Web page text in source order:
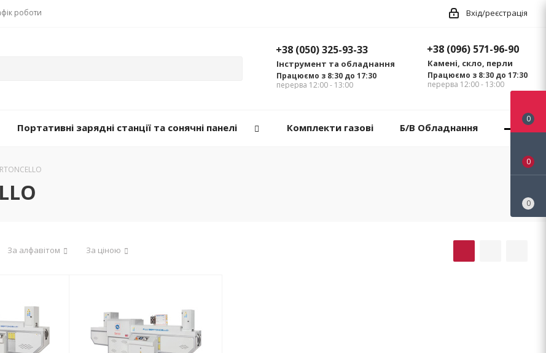
роботи Вхід/реєстрація
+38 (096) 571-96-90
Камені, скло, перли
Працюємо з 8:30 до 17:30
перерва 12:00 - 13:00
+38 (050) 325-93-33
Інструмент та обладнання
Працюємо з 8:30 до 17:30
перерва 12:00 - 13:00
Портативні зарядні станції та сонячні панелі Комплекти газові Б/В Обладнання
За алфавітом За ціною
0
0
0